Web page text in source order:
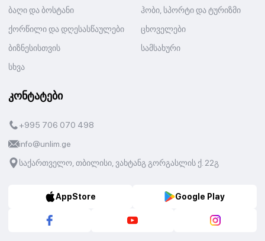
ბაღი და ბოსტანი
ჰობი, სპორტი და ტურიზმი
ქორწილი და დღესასწაულები
ცხოველები
ბიზნესისთვის
სამსახური
სხვა
კონტატები
+995 706 070 498
info@unlim.ge
საქართველო, თბილისი, ვახტანგ გორგასლის ქ. 22გ
AppStore Google Play